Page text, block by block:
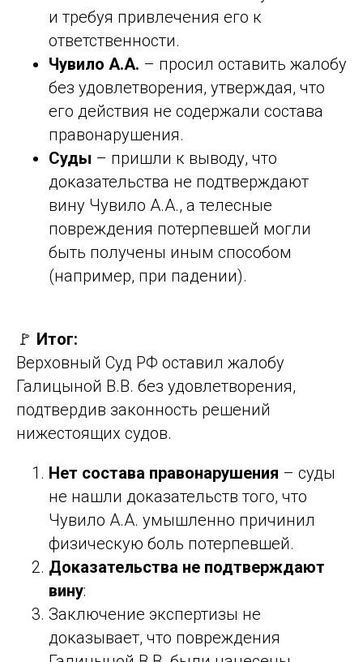
и требуя привлечения его к
ответственности.
Чувило А.А. – просил оставить жалобу
без удовлетворения, утверждая, что
его действия не содержали состава
правонарушения.
Суды – пришли к выводу, что
доказательства не подтверждают
вину Чувило А.А., а телесные
повреждения потерпевшей могли
быть получены иным способом
(например, при падении).
🚩 Итог:
Верховный Суд РФ оставил жалобу
Галицыной В.В. без удовлетворения,
подтвердив законность решений
нижестоящих судов.
Нет состава правонарушения – суды
не нашли доказательств того, что
Чувило А.А. умышленно причинил
физическую боль потерпевшей.
Доказательства не подтверждают
вину:
Заключение экспертизы не
доказывает, что повреждения